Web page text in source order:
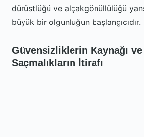
dürüstlüğü ve alçakgönüllülüğü
büyük bir olgunluğun başlangıcıdır.
Güvensizliklerin Kaynağı ve
Saçmalıkların İtirafı